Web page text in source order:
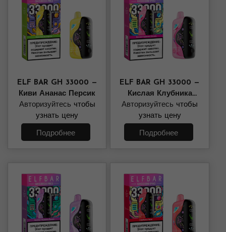
ELF BAR GH 33000 —
Киви Ананас Персик
Авторизуйтесь чтобы
узнать цену
Подробнее
ELF BAR GH 33000 —
Кислая Клубника
Питайя
Авторизуйтесь чтобы
узнать цену
Подробнее